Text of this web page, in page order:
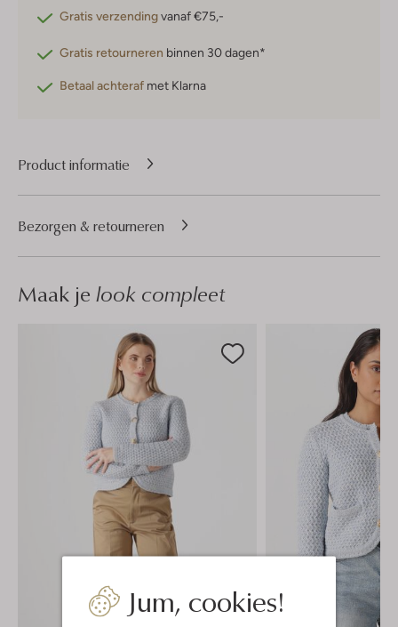
Jum, cookies!
Gratis verzendingvanaf €75,-
Gratis retourneren binnen 30 dagen*
Betaal achteraf met Klarna
Product informatie
Bezorgen & retourneren
Maak je look compleet